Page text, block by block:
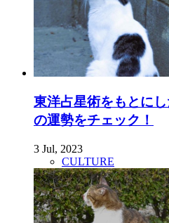
東洋占星術をもとに
の運勢をチェック！
3 Jul, 2023
CULTURE